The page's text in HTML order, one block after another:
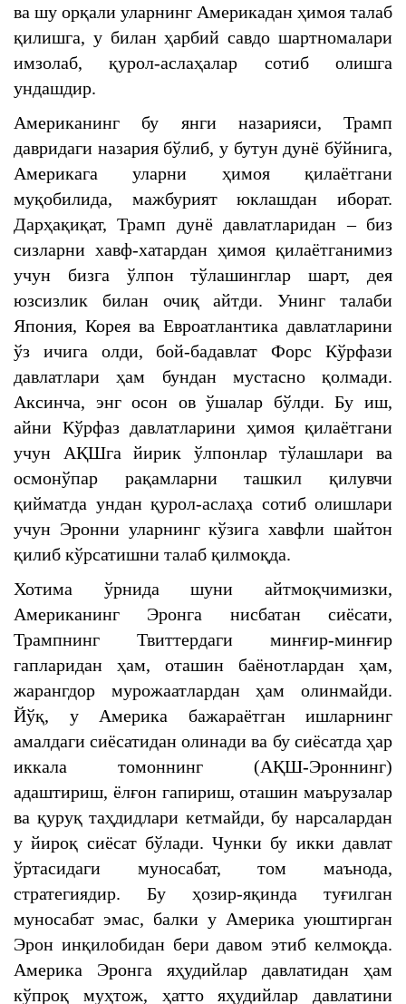
ва шу орқали уларнинг Америкадан ҳимоя талаб
қилишга, у билан ҳарбий савдо шартномалари
имзолаб, қурол-аслаҳалар сотиб олишга
ундашдир.
Американинг бу янги назарияси, Трамп
давридаги назария бўлиб, у бутун дунё бўйнига,
Америкага уларни ҳимоя қилаётгани
муқобилида, мажбурият юклашдан иборат.
Дарҳақиқат, Трамп дунё давлатларидан – биз
сизларни хавф-хатардан ҳимоя қилаётганимиз
учун бизга ўлпон тўлашинглар шарт, дея
юзсизлик билан очиқ айтди. Унинг талаби
Япония, Корея ва Евроатлантика давлатларини
ўз ичига олди, бой-бадавлат Форс Кўрфази
давлатлари ҳам бундан мустасно қолмади.
Аксинча, энг осон ов ўшалар бўлди. Бу иш,
айни Кўрфаз давлатларини ҳимоя қилаётгани
учун АҚШга йирик ўлпонлар тўлашлари ва
осмонўпар рақамларни ташкил қилувчи
қийматда ундан қурол-аслаҳа сотиб олишлари
учун Эронни уларнинг кўзига хавфли шайтон
қилиб кўрсатишни талаб қилмоқда.
Хотима ўрнида шуни айтмоқчимизки,
Американинг Эронга нисбатан сиёсати,
Трампнинг Твиттердаги минғир-минғир
гапларидан ҳам, оташин баёнотлардан ҳам,
жарангдор мурожаатлардан ҳам олинмайди.
Йўқ, у Америка бажараётган ишларнинг
амалдаги сиёсатидан олинади ва бу сиёсатда ҳар
иккала томоннинг (АҚШ-Эроннинг)
адаштириш, ёлғон гапириш, оташин маърузалар
ва қуруқ таҳдидлари кетмайди, бу нарсалардан
у йироқ сиёсат бўлади. Чунки бу икки давлат
ўртасидаги муносабат, том маънода,
стратегиядир. Бу ҳозир-яқинда туғилган
муносабат эмас, балки у Америка уюштирган
Эрон инқилобидан бери давом этиб келмоқда.
Америка Эронга яҳудийлар давлатидан ҳам
кўпроқ муҳтож, ҳатто яҳудийлар давлатини